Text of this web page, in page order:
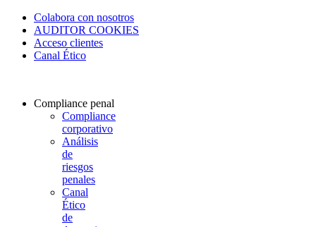
Colabora con nosotros
AUDITOR COOKIES
Acceso clientes
Canal Ético
Compliance penal
Compliance
corporativo
Análisis
de
riesgos
penales
Canal
Ético
de